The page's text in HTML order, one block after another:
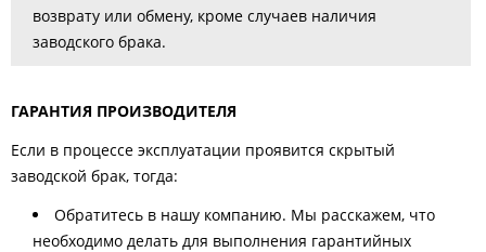
возврату или обмену, кроме случаев наличия
заводского брака.
ГАРАНТИЯ ПРОИЗВОДИТЕЛЯ
Если в процессе эксплуатации проявится скрытый
заводской брак, тогда:
Обратитесь в нашу компанию. Мы расскажем, что
необходимо делать для выполнения гарантийных